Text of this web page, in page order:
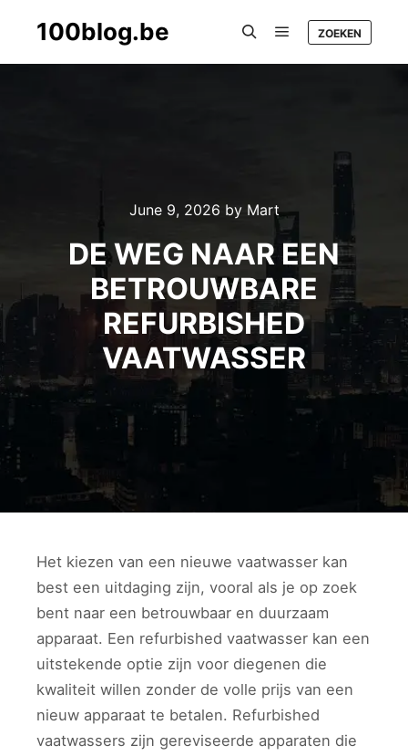
100blog.be ZOEKEN
June 9, 2026 by Mart
DE WEG NAAR EEN
BETROUWBARE
REFURBISHED
VAATWASSER
Het kiezen van een nieuwe vaatwasser kan
best een uitdaging zijn, vooral als je op zoek
bent naar een betrouwbaar en duurzaam
apparaat. Een refurbished vaatwasser kan een
uitstekende optie zijn voor diegenen die
kwaliteit willen zonder de volle prijs van een
nieuw apparaat te betalen. Refurbished
vaatwassers zijn gereviseerde apparaten die